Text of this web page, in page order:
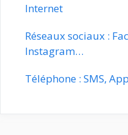
Internet
Réseaux sociaux :
Instagram…
Téléphone : SMS,